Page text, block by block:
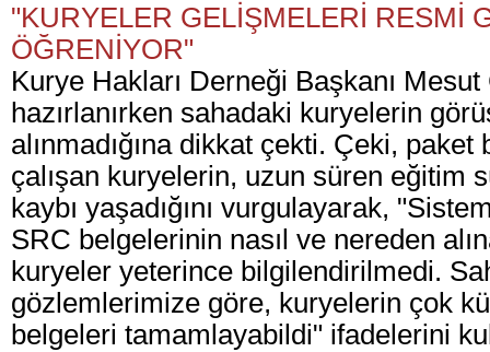
"KURYELER GELİŞMELERİ RESMİ
ÖĞRENİYOR"
Kurye Hakları Derneği Başkanı
hazırlanırken sahadaki kuryelerin
alınmadığına dikkat çekti. Çeki,
çalışan kuryelerin, uzun süren eğitim
kaybı yaşadığını vurgulayarak,
SRC belgelerinin nasıl ve nereden
kuryeler yeterince bilgilendirilmedi.
gözlemlerimize göre, kuryelerin çok
belgeleri tamamlayabildi" ifadelerini